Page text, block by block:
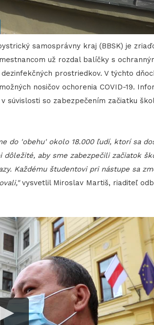
samosprávny kraj (BBSK) je
už rozdal balíčky s
prostriedkov. V týchto
nosičov ochorenia COVID-19.
súvislosti so zabezpečením začiatku
do 'obehu' okolo 18.000 ľudí, ktorí sa
aby sme zabezpečili začiatok
Každému študentovi pri nástupe sa
vysvetlil Miroslav Martiš, riaditeľ